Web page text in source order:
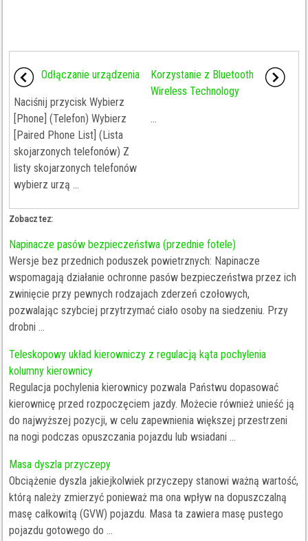
Odłączanie urządzenia
Naciśnij przycisk Wybierz
[Phone] (Telefon) Wybierz
[Paired Phone List] (Lista
skojarzonych telefonów) Z
listy skojarzonych telefonów
wybierz urzą ...
Korzystanie z Bluetooth
Wireless Technology
...
Zobacz tez:
Napinacze pasów bezpieczeństwa (przednie fotele)
Wersje bez przednich poduszek powietrznych: Napinacze
wspomagają działanie ochronne pasów bezpieczeństwa przez ich
zwinięcie przy pewnych rodzajach zderzeń czołowych,
pozwalając szybciej przytrzymać ciało osoby na siedzeniu. Przy
drobni ...
Teleskopowy układ kierowniczy z regulacją kąta pochylenia
kolumny kierownicy
Regulacja pochylenia kierownicy pozwala Państwu dopasować
kierownicę przed rozpoczęciem jazdy. Możecie również unieść ją
do najwyższej pozycji, w celu zapewnienia większej przestrzeni
na nogi podczas opuszczania pojazdu lub wsiadani ...
Masa dyszla przyczepy
Obciążenie dyszla jakiejkolwiek przyczepy stanowi ważną wartość,
którą należy zmierzyć ponieważ ma ona wpływ na dopuszczalną
masę całkowitą (GVW) pojazdu. Masa ta zawiera masę pustego
pojazdu gotowego do ...